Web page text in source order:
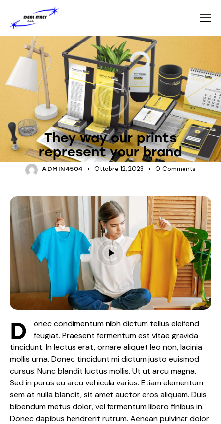
BLOG
They way our prints
represent your brand
ADMIN4504 Ottobre 12, 2023 0 Comments
D
onec condimentum nibh dictum tellus eleifend
feugiat. Praesent fermentum est vitae gravida
tincidunt. In lectus erat, ornare aliquet leo non, lacinia
mollis urna. Donec tincidunt mi dictum justo euismod
cursus. Nunc blandit luctus mollis. Ut ut arcu magna.
Sed in purus eu arcu vehicula varius. Etiam elementum
sem at nulla blandit, sit amet auctor eros aliquam. Duis
bibendum metus dolor, vel fermentum libero finibus in.
Donec dapibus hendrerit rutrum. Aenean pulvinar dolor